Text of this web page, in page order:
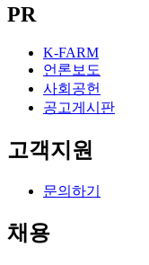
PR
K-FARM
언론보도
사회공헌
공고게시판
고객지원
문의하기
채용